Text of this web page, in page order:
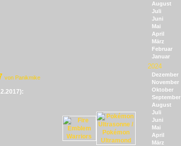
von Panikmike
August
Juli
Juni
Mai
April
März
Februar
Januar
2024
Dezember
November
Oktober
September
August
Juli
Juni
Mai
April
März